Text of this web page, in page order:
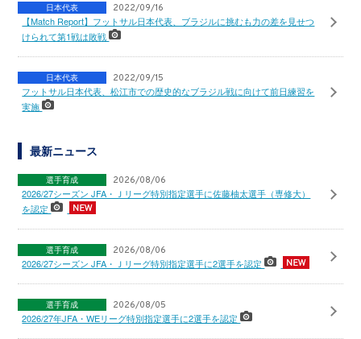
日本代表 2022/09/16
【Match Report】フットサル日本代表、ブラジルに挑むも力の差を見せつ
けられて第1戦は敗戦
日本代表 2022/09/15
フットサル日本代表、松江市での歴史的なブラジル戦に向けて前日練習を
実施
最新ニュース
選手育成 2026/08/06
2026/27シーズン JFA・Ｊリーグ特別指定選手に佐藤柚太選手（専修大）
を認定
選手育成 2026/08/06
2026/27シーズン JFA・Ｊリーグ特別指定選手に2選手を認定
選手育成 2026/08/05
2026/27年JFA・WEリーグ特別指定選手に2選手を認定